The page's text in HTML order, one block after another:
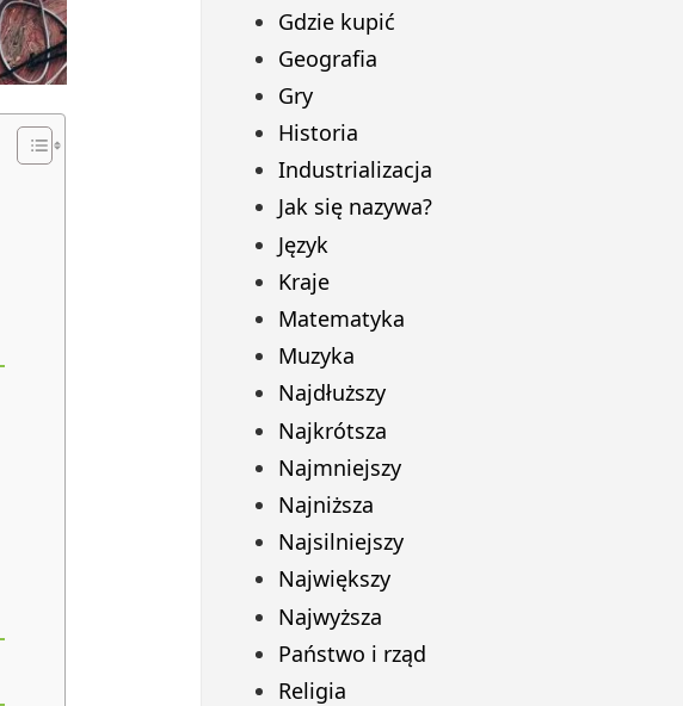
Gdzie kupić
Geografia
Gry
Historia
Industrializacja
Jak się nazywa?
Język
Kraje
Matematyka
Muzyka
Najdłuższy
Najkrótsza
Najmniejszy
Najniższa
Najsilniejszy
Największy
Najwyższa
Państwo i rząd
Religia